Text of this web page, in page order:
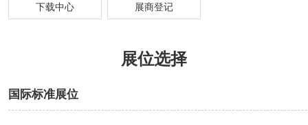
下载中心 展商登记
展位选择
国际标准展位